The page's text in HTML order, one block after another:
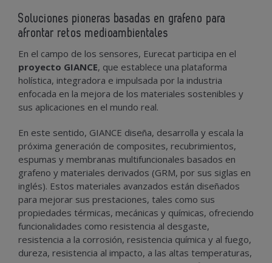
Soluciones pioneras basadas en grafeno para
afrontar retos medioambientales
En el campo de los sensores, Eurecat participa en el
proyecto GIANCE, que establece una plataforma
holística, integradora e impulsada por la industria
enfocada en la mejora de los materiales sostenibles y
sus aplicaciones en el mundo real.
En este sentido, GIANCE diseña, desarrolla y escala la
próxima generación de composites, recubrimientos,
espumas y membranas multifuncionales basados en
grafeno y materiales derivados (GRM, por sus siglas en
inglés). Estos materiales avanzados están diseñados
para mejorar sus prestaciones, tales como sus
propiedades térmicas, mecánicas y químicas, ofreciendo
funcionalidades como resistencia al desgaste,
resistencia a la corrosión, resistencia química y al fuego,
dureza, resistencia al impacto, a las altas temperaturas,